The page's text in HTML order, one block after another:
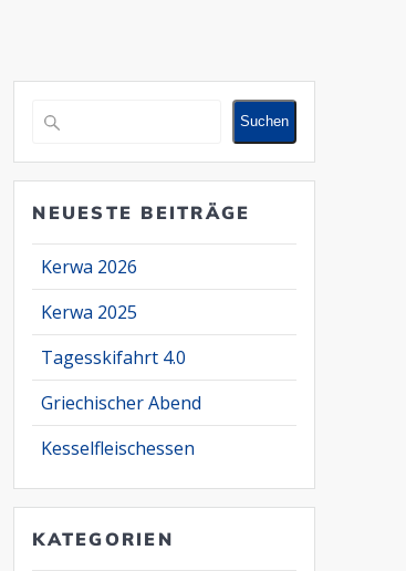
Suchen Suchen
NEUESTE BEITRÄGE
Kerwa 2026
Kerwa 2025
Tagesskifahrt 4.0
Griechischer Abend
Kesselfleischessen
KATEGORIEN